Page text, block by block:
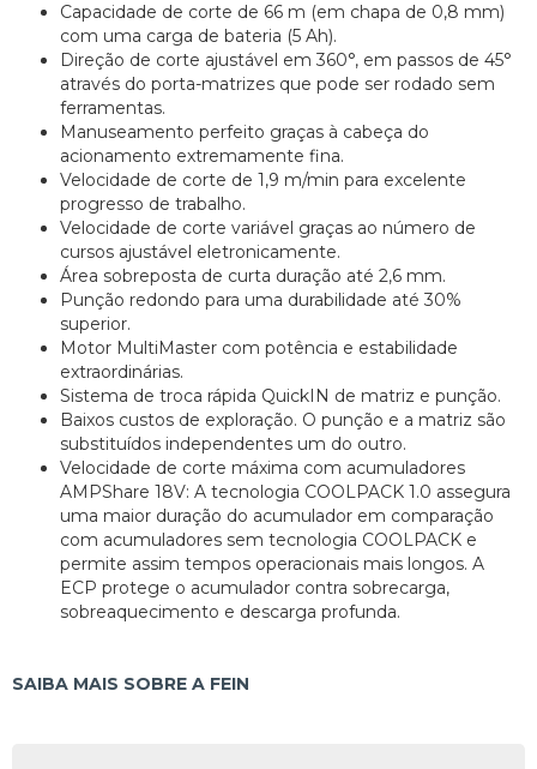
Capacidade de corte de 66 m (em chapa de 0,8 mm)
com uma carga de bateria (5 Ah).
Direção de corte ajustável em 360°, em passos de 45°
através do porta-matrizes que pode ser rodado sem
ferramentas.
Manuseamento perfeito graças à cabeça do
acionamento extremamente fina.
Velocidade de corte de 1,9 m/min para excelente
progresso de trabalho.
Velocidade de corte variável graças ao número de
cursos ajustável eletronicamente.
Área sobreposta de curta duração até 2,6 mm.
Punção redondo para uma durabilidade até 30%
superior.
Motor MultiMaster com potência e estabilidade
extraordinárias.
Sistema de troca rápida QuickIN de matriz e punção.
Baixos custos de exploração. O punção e a matriz são
substituídos independentes um do outro.
Velocidade de corte máxima com acumuladores
AMPShare 18V: A tecnologia COOLPACK 1.0 assegura
uma maior duração do acumulador em comparação
com acumuladores sem tecnologia COOLPACK e
permite assim tempos operacionais mais longos. A
ECP protege o acumulador contra sobrecarga,
sobreaquecimento e descarga profunda.
SAIBA MAIS SOBRE A FEIN